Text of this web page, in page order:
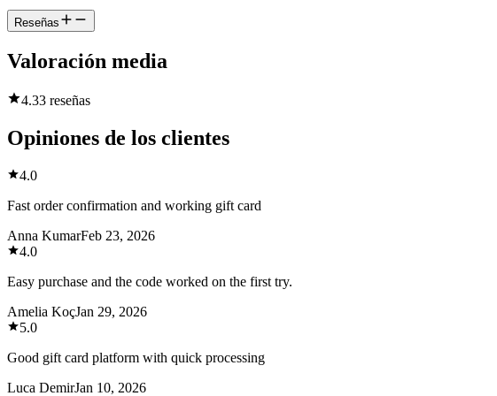
Reseñas
Valoración media
4.33 reseñas
Opiniones de los clientes
4.0
Fast order confirmation and working gift card
Anna KumarFeb 23, 2026
4.0
Easy purchase and the code worked on the first try.
Amelia KoçJan 29, 2026
5.0
Good gift card platform with quick processing
Luca DemirJan 10, 2026